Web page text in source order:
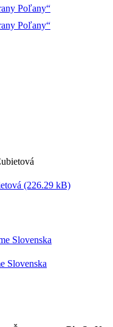
(226.29 kB)
Slovenska